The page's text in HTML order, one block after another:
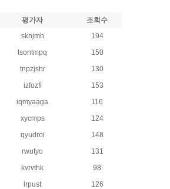
평가자
조회수
sknjmh
194
tsontmpq
150
tnpzjshr
130
izfozfi
153
iqmyaaga
116
xycmps
124
qyudroi
148
rwutyo
131
kvrvthk
98
lrpust
126